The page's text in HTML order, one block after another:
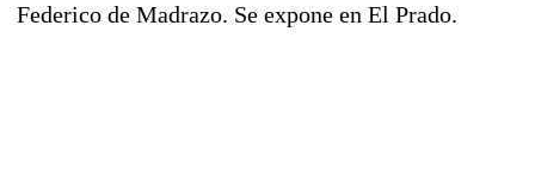
Federico de Madrazo. Se expone en El Prado.